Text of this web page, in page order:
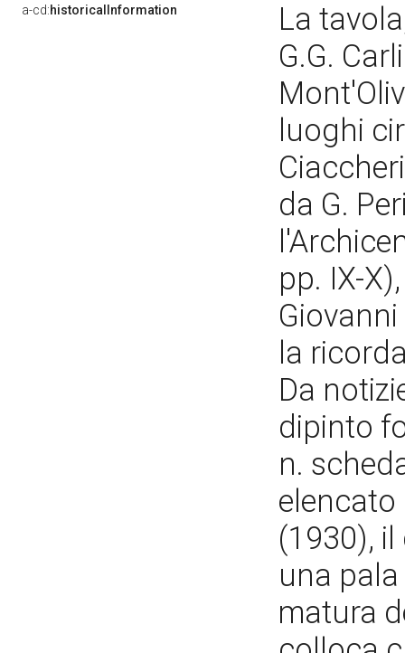
a-cd:historicalInformation
La
G.G.
luoghi
da G.
pp. IX-
la
Da
dipinto
n.
elencato
(1930),
una
matura